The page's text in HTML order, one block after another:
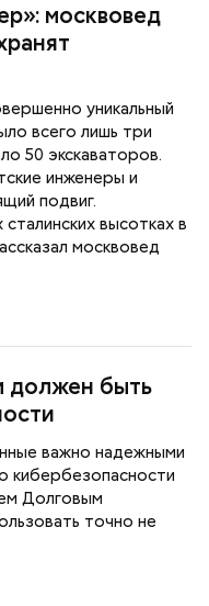
москвовед
уникальный
всего лишь три
50 экскаваторов.
инженеры и
подвиг.
высотках в
москвовед
должен быть
важно надежными
кибербезопасности
Долговым
точно не